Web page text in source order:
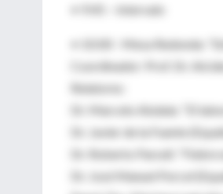
• 9:45 – Intervalo
• 10:00 - Mesa Redonda:
Coordinador: Prof. Dr.
Relatores:
Dr. Marcelo Abdala: “El
Dr. Javier de la Fuente
Dr. Roberto Parodi:
Dr. José Manuel Porcel